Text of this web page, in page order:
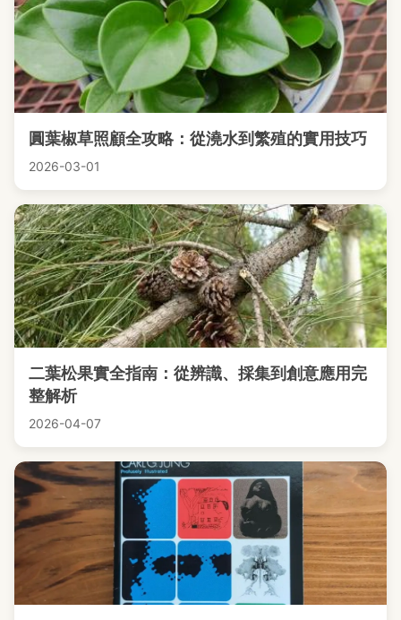
圓葉椒草照顧全攻略：從澆水到繁殖的實用技巧
2026-03-01
二葉松果實全指南：從辨識、採集到創意應用完
整解析
2026-04-07